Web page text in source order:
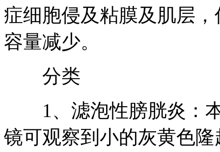
症细胞侵及粘膜及肌层
容量减少。
分类
1、滤泡性膀胱炎：本
镜可观察到小的灰黄色